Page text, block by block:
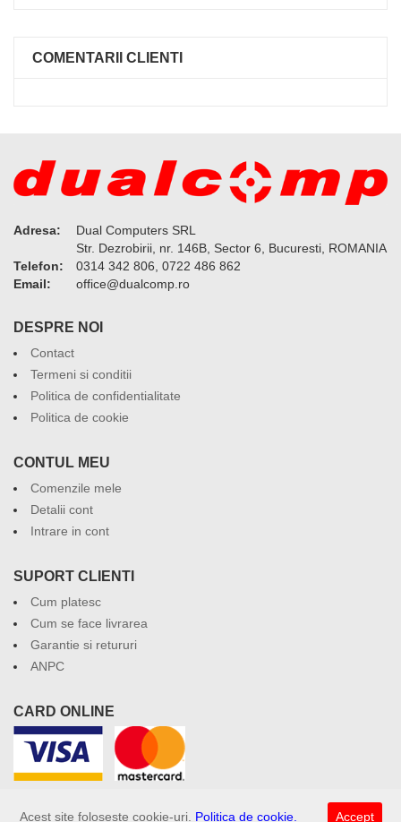
COMENTARII CLIENTI
Adresa:
Dual Computers SRL
Str. Dezrobirii, nr. 146B, Sector 6, Bucuresti, ROMANIA
Telefon:
0314 342 806, 0722 486 862
Email:
or.pmoclaud@eciffo
DESPRE NOI
Contact
Termeni si conditii
Politica de confidentialitate
Politica de cookie
CONTUL MEU
Comenzile mele
Detalii cont
Intrare in cont
SUPORT CLIENTI
Cum platesc
Cum se face livrarea
Garantie si retururi
ANPC
CARD ONLINE
Acest site foloseste cookie-uri. Politica de cookie. Accept